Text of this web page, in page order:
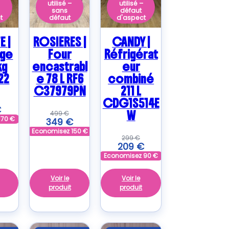
|
70€
utilisé –
sans
défaut
ROSIERES |
Four
encastrabl
e 78 L RF6
C37979PN
499€
349 €
Economisez150€
Voir le
produit
utilisé –
défaut
d'aspect
CANDY |
Réfrigérat
eur
combiné
211 L
CDG1S514E
W
299€
209 €
Economisez 90€
Voir le
produit